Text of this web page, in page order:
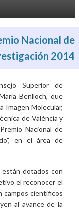
Nacional de
2014
Superior de
Benlloch, que
Imagen Molecular,
de València y
Nacional de
en el área de
están dotados con
el reconocer el
campos científicos
al avance de la